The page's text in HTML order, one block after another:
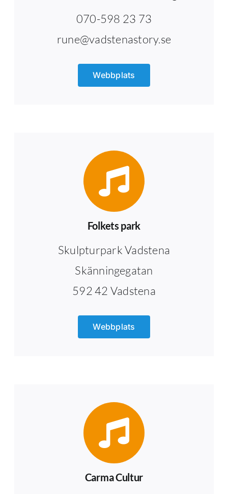
070-598 23 73
rune@vadstenastory.se
Webbplats
Folkets park
Skulpturpark Vadstena
Skänningegatan
592 42 Vadstena
Webbplats
Carma Cultur